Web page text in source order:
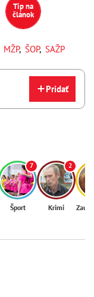
Tip na
článok
MŽP, ŠOP, SAŽP
Pridať
7
Šport
2
Krimi